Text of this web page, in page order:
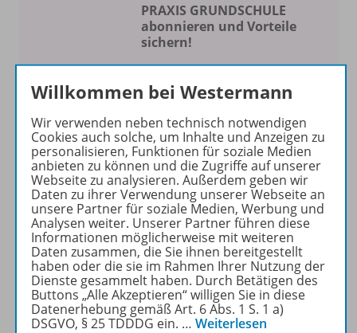
PRAXIS GRUNDSCHULE
abonnieren und Vorteile
sichern!
Spaß am Unterrichten
Die Zeitschrift erscheint als
Print- und als digitale Version.
Beiträge und Materialien
können im Online-Archiv von
PRAXIS GRUNDSCHULE
kostenlos recherchiert und
heruntergeladen werden (nur
für Privatpersonen).
Jetzt kostengünstig
Probelesen oder gleich zum
Vorteilspreis abonnieren!
Willkommen bei Westermann
Wir verwenden neben technisch notwendigen
Cookies auch solche, um Inhalte und Anzeigen zu
personalisieren, Funktionen für soziale Medien
anbieten zu können und die Zugriffe auf unserer
Webseite zu analysieren. Außerdem geben wir
Daten zu ihrer Verwendung unserer Webseite an
unsere Partner für soziale Medien, Werbung und
Analysen weiter. Unserer Partner führen diese
Informationen möglicherweise mit weiteren
Daten zusammen, die Sie ihnen bereitgestellt
haben oder die sie im Rahmen Ihrer Nutzung der
Dienste gesammelt haben. Durch Betätigen des
Buttons „Alle Akzeptieren“ willigen Sie in diese
Datenerhebung gemäß Art. 6 Abs. 1 S. 1 a)
DSGVO, § 25 TDDDG ein. … Weiterlesen